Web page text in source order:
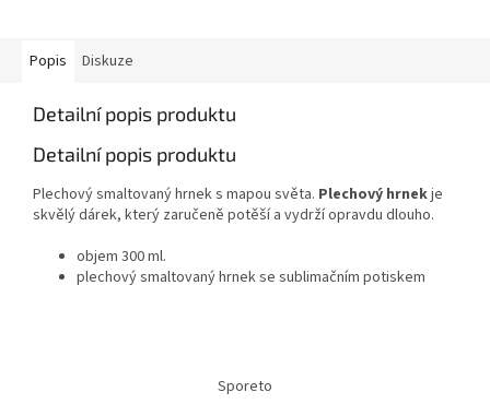
Popis Diskuze
Detailní popis produktu
Detailní popis produktu
Plechový smaltovaný hrnek s mapou světa. Plechový hrnekje
skvělý dárek, který zaručeně potěší a vydrží opravdu dlouho.
objem 300 ml.
plechový smaltovaný hrnek se sublimačním potiskem
Sporeto